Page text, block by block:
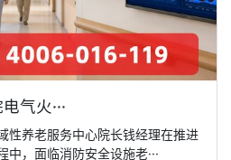
气火···
性养老服务中心院长钱经理在推进
，面临消防安全设施老···